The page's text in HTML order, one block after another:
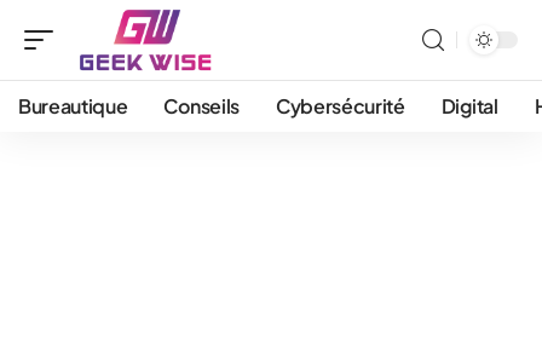
Bureautique Conseils Cybersécurité Digital